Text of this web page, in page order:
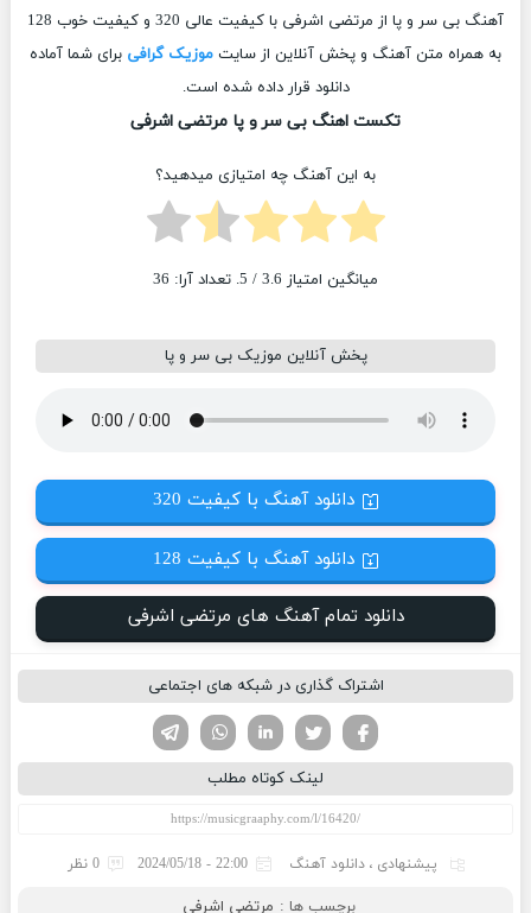
آهنگ بی سر و پا از مرتضی اشرفی با کیفیت عالی 320 و کیفیت خوب 128
به همراه متن آهنگ و پخش آنلاین از سایت موزیک گرافی برای شما آماده
دانلود قرار داده شده است.
تکست اهنگ بی سر و پا مرتضی اشرفی
به این آهنگ چه امتیازی میدهید؟
میانگین امتیاز 3.6 / 5. تعداد آرا: 36
پخش آنلاین موزیک بی سر و پا
دانلود آهنگ با کیفیت 320
دانلود آهنگ با کیفیت 128
دانلود تمام آهنگ های مرتضی اشرفی
اشتراک گذاری در شبکه های اجتماعی
لینکدین تویتر
فیسوک
لینک کوتاه مطلب
پیشنهادی ، دانلود آهنگ 22:00 - 2024/05/18 0 نظر
برچسب ها : مرتضی اشرفی